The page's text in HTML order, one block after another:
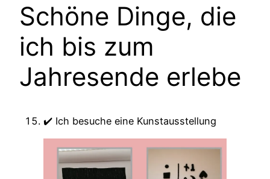
Schöne Dinge, die
ich bis zum
Jahresende erlebe
✔️ Ich besuche eine Kunstausstellung